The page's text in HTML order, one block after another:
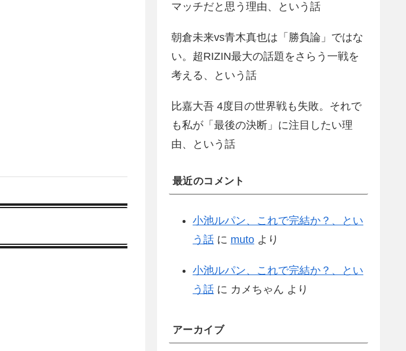
マッチだと思う理由、という話
朝倉未来vs青木真也は「勝負論」ではな
い。超RIZIN最大の話題をさらう一戦を
考える、という話
比嘉大吾 4度目の世界戦も失敗。それで
も私が「最後の決断」に注目したい理
由、という話
最近のコメント
小池ルパン、これで完結か？、とい
う話 に muto より
小池ルパン、これで完結か？、とい
う話 に カメちゃん より
アーカイブ